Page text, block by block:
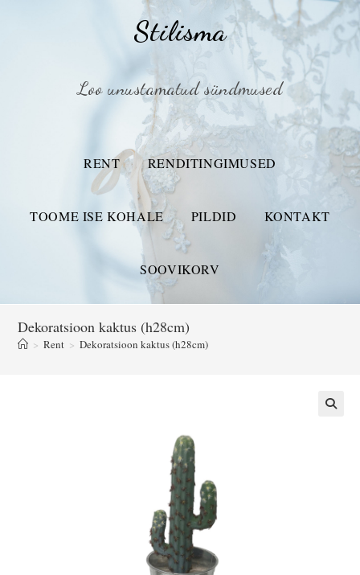
Stilisma
Loo unustamatud sündmused
RENT RENDITINGIMUSED
TOOME ISE KOHALE PILDID KONTAKT
SOOVIKORV
Dekoratsioon kaktus (h28cm)
> Rent > Dekoratsioon kaktus (h28cm)